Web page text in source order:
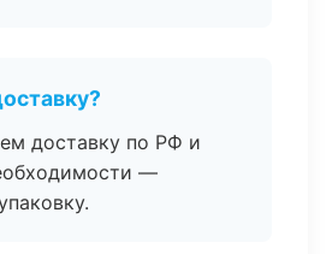
доставку по РФ и
—